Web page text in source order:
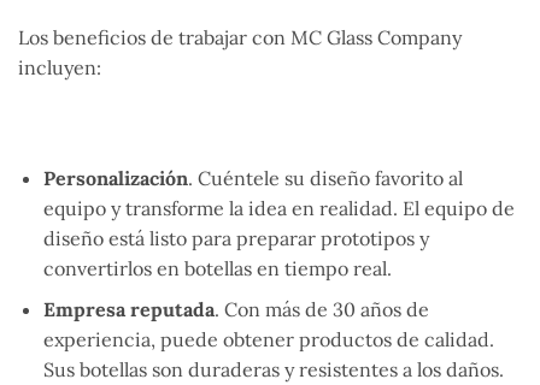
Los beneficios de trabajar con MC Glass Company
incluyen:
Personalización. Cuéntele su diseño favorito al
equipo y transforme la idea en realidad. El equipo de
diseño está listo para preparar prototipos y
convertirlos en botellas en tiempo real.
Empresa reputada. Con más de 30 años de
experiencia, puede obtener productos de calidad.
Sus botellas son duraderas y resistentes a los daños.